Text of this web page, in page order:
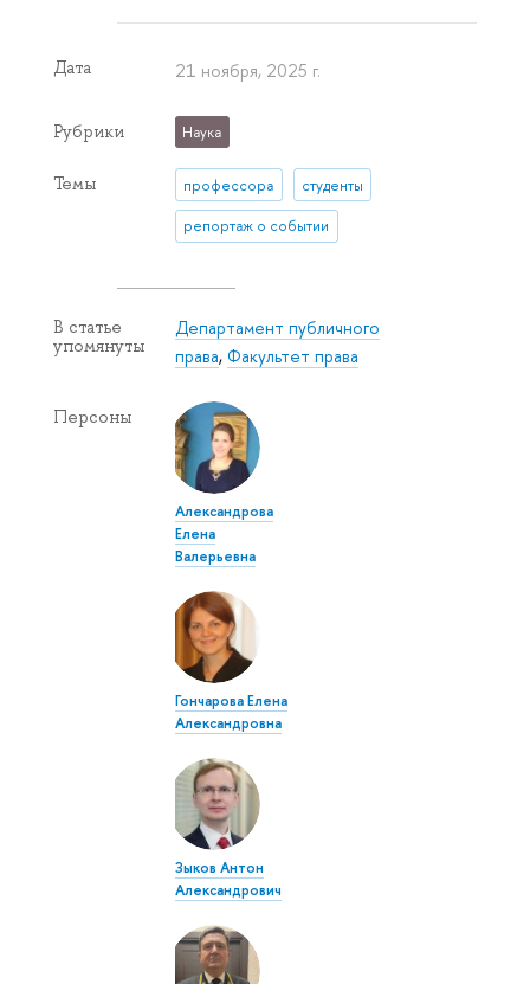
Дата 21 ноября, 2025 г.
Рубрики Наука
Темы профессора студенты
репортаж о событии
В статье
упомянуты
Департамент публичного
права,Факультет права
Персоны
Александрова
Елена
Валерьевна
Гончарова Елена
Александровна
Зыков Антон
Александрович